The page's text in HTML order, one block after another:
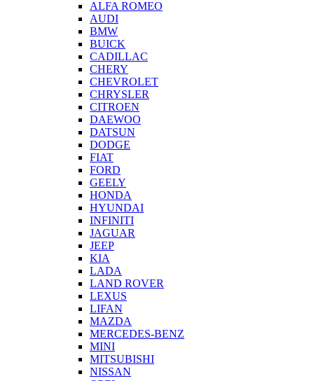
ALFA ROMEO
AUDI
BMW
BUICK
CADILLAC
CHERY
CHEVROLET
CHRYSLER
CITROEN
DAEWOO
DATSUN
DODGE
FIAT
FORD
GEELY
HONDA
HYUNDAI
INFINITI
JAGUAR
JEEP
KIA
LADA
LAND ROVER
LEXUS
LIFAN
MAZDA
MERCEDES-BENZ
MINI
MITSUBISHI
NISSAN